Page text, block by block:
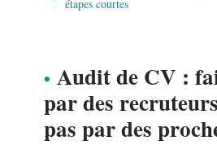
étapes courtes
Audit de CV :
par des
pas par des